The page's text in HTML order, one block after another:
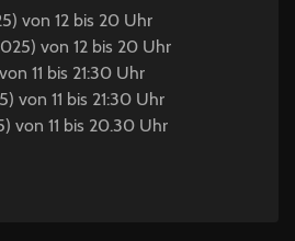
von 12 bis 20 Uhr
von 12 bis 20 Uhr
11 bis 21:30 Uhr
von 11 bis 21:30 Uhr
von 11 bis 20.30 Uhr